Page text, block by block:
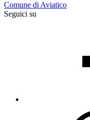
Comune di Aviatico
Seguici su